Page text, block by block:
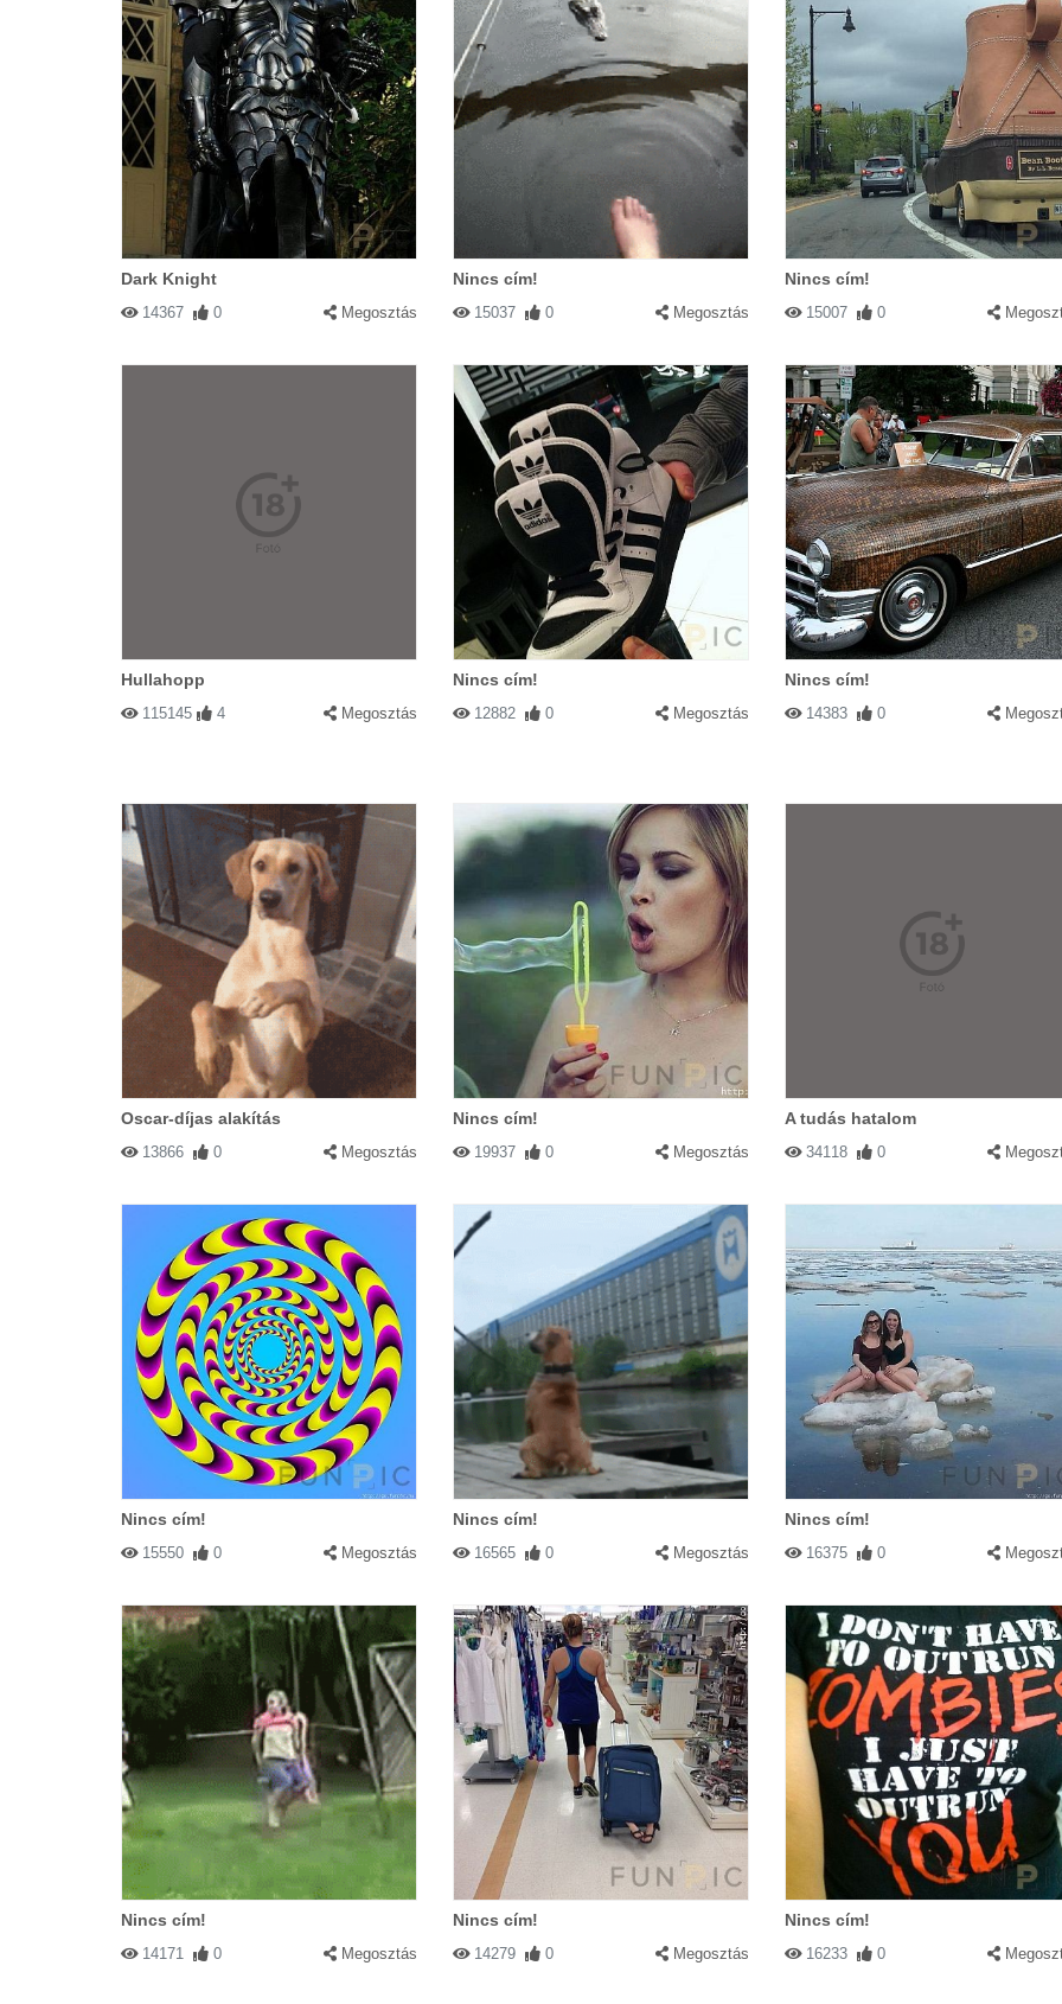
Dark Knight
14367 0 Megosztás
Nincs cím!
15037 0 Megosztás
Nincs cím!
15007 0
Hullahopp
115145 4 Megosztás
Nincs cím!
12882 0 Megosztás
Nincs cím!
14383 0
Oscar-díjas alakítás
13866 0 Megosztás
Nincs cím!
19937 0 Megosztás
A tudás hatalom
34118 0
Nincs cím!
15550 0 Megosztás
Nincs cím!
16565 0 Megosztás
Nincs cím!
16375 0
Nincs cím!
14171 0 Megosztás
Nincs cím!
14279 0 Megosztás
Nincs cím!
16233 0